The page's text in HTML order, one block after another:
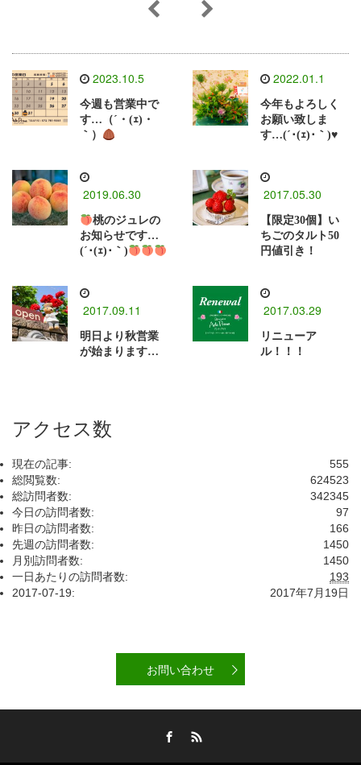
2023.10.5
今週も営業中で
す…（´・(ｪ)・
｀）
2022.01.1
今年もよろしく
お願い致しま
す…(´･(ｪ)･｀)♥️
2019.06.30
桃のジュレの
お知らせです…
(´･(ｪ)･｀)
2017.05.30
【限定30個】い
ちごのタルト50
円値引き！
2017.09.11
明日より秋営業
が始まります…
2017.03.29
リニューア
ル！！！
アクセス数
555
現在の記事:
624523
総閲覧数:
342345
総訪問者数:
97
今日の訪問者数:
166
昨日の訪問者数:
1450
先週の訪問者数:
1450
月別訪問者数:
193
一日あたりの訪問者数:
2017年7月19日
2017-07-19:
お問い合わせ